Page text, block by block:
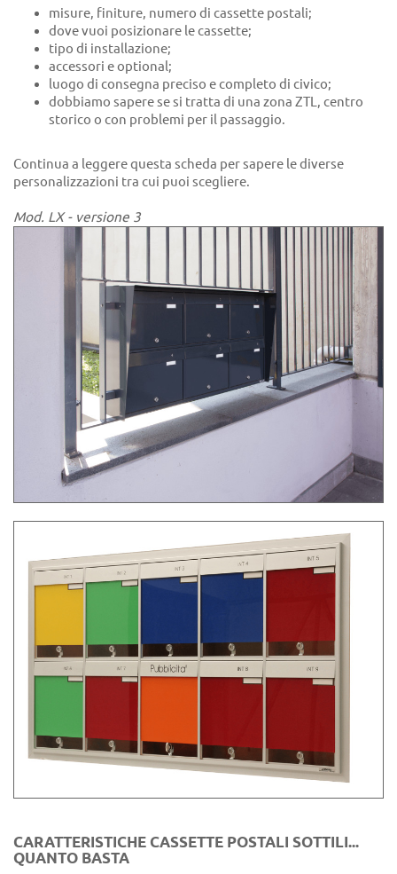
misure, finiture, numero di cassette postali;
dove vuoi posizionare le cassette;
tipo di installazione;
accessori e optional;
luogo di consegna preciso e completo di civico;
dobbiamo sapere se si tratta di una zona ZTL, centro
storico o con problemi per il passaggio.
Continua a leggere questa scheda per sapere le diverse
personalizzazioni tra cui puoi scegliere.
Mod. LX - versione 3
CARATTERISTICHE CASSETTE POSTALI SOTTILI...
QUANTO BASTA